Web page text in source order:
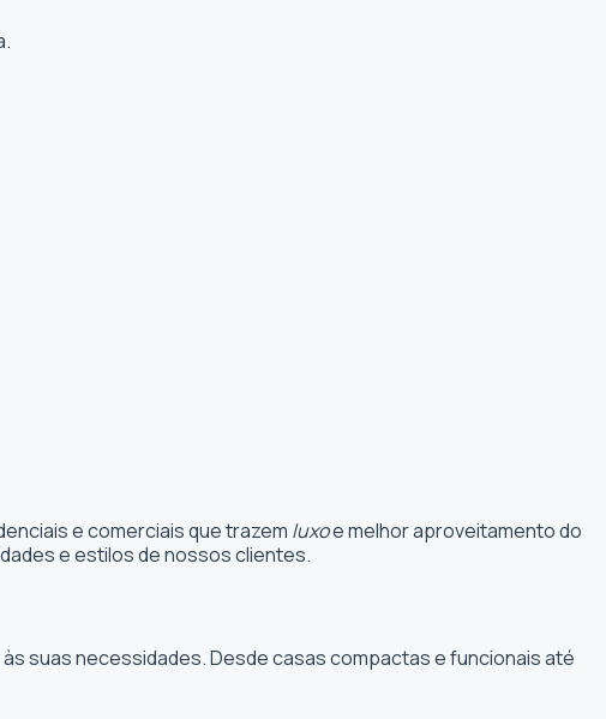
e comerciais que trazem luxoe melhor aproveitamento do
e estilos de nossos clientes.
suas necessidades. Desde casas compactas e funcionais até